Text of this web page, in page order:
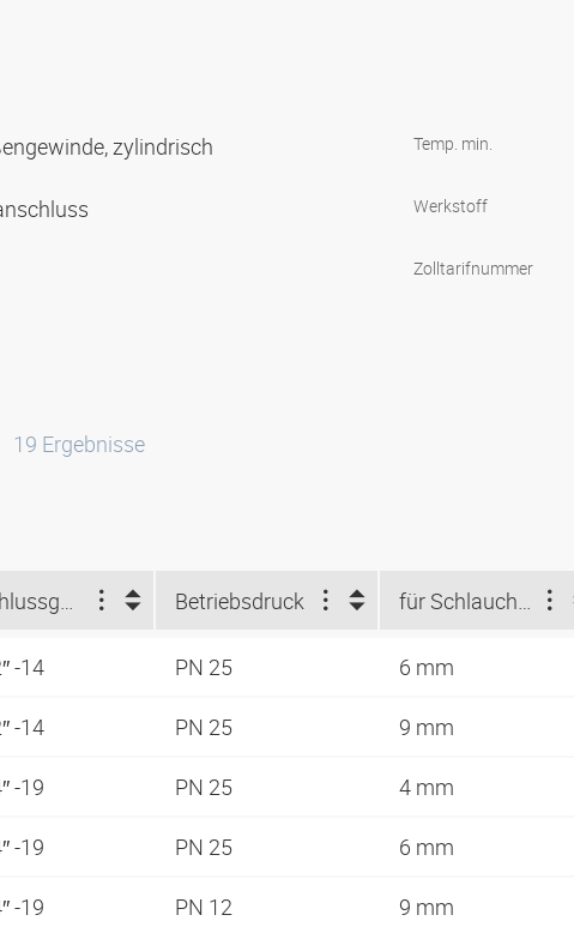
zylindrisch Temp. min.
Werkstoff
Zolltarifnummer
19 Ergebnisse
Betriebsdruck
-14 PN 25 6 mm
-14 PN 25 9 mm
-19 PN 25 4 mm
-19 PN 25 6 mm
-19 PN 12 9 mm